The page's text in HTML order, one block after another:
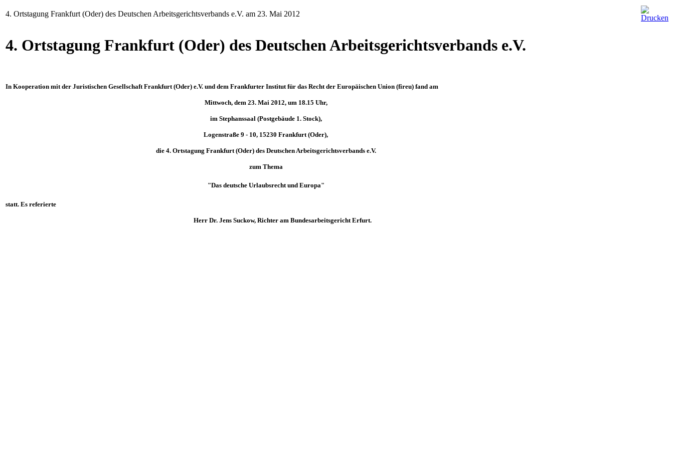
4. Ortstagung Frankfurt (Oder) des Deutschen Arbeitsgerichtsverbands e.V. am 23. Mai 2012
4. Ortstagung Frankfurt (Oder) des Deutschen Arbeitsgerichtsverbands e.V.
In Kooperation mit der Juristischen Gesellschaft Frankfurt (Oder) e.V. und dem Frankfurter Institut für das Recht der Europäischen Union (fireu) fand am
Mittwoch, dem 23. Mai 2012, um 18.15 Uhr,
im Stephanssaal (Postgebäude 1. Stock),
Logenstraße 9 - 10, 15230 Frankfurt (Oder),
die 4. Ortstagung Frankfurt (Oder) des Deutschen Arbeitsgerichtsverbands e.V.
zum Thema
"Das deutsche Urlaubsrecht und Europa"
statt. Es referierte
Herr Dr. Jens Suckow,Richter am Bundesarbeitsgericht Erfurt.